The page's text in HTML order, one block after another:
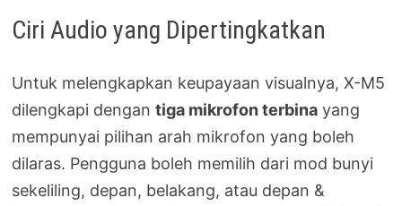
Ciri Audio yang Dipertingkatkan
Untuk melengkapkan keupayaan visualnya, X-M5
dilengkapi dengantiga mikrofon terbina yang
mempunyai pilihan arah mikrofon yang boleh
dilaras. Pengguna boleh memilih dari mod bunyi
sekeliling, depan, belakang, atau depan &